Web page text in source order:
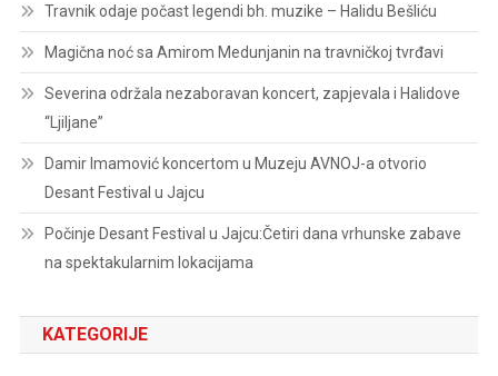
Travnik odaje počast legendi bh. muzike – Halidu Bešliću
Magična noć sa Amirom Medunjanin na travničkoj tvrđavi
Severina održala nezaboravan koncert, zapjevala i Halidove
“Ljiljane”
Damir Imamović koncertom u Muzeju AVNOJ-a otvorio
Desant Festival u Jajcu
Počinje Desant Festival u Jajcu:Četiri dana vrhunske zabave
na spektakularnim lokacijama
KATEGORIJE